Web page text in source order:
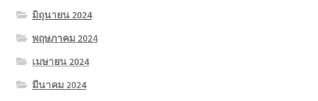
มิถุนายน 2024
พฤษภาคม 2024
เมษายน 2024
มีนาคม 2024